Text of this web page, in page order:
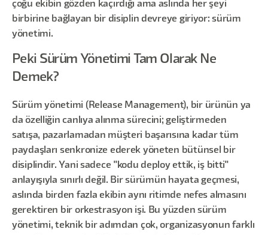
çoğu ekibin gözden kaçırdığı ama aslında her şeyi
birbirine bağlayan bir disiplin devreye giriyor: sürüm
yönetimi.
Peki Sürüm Yönetimi Tam Olarak Ne
Demek?
Sürüm yönetimi (Release Management), bir ürünün ya
da özelliğin canlıya alınma sürecini; geliştirmeden
satışa, pazarlamadan müşteri başarısına kadar tüm
paydaşları senkronize ederek yöneten bütünsel bir
disiplindir. Yani sadece "kodu deploy ettik, iş bitti"
anlayışıyla sınırlı değil. Bir sürümün hayata geçmesi,
aslında birden fazla ekibin aynı ritimde nefes almasını
gerektiren bir orkestrasyon işi. Bu yüzden sürüm
yönetimi, teknik bir adımdan çok, organizasyonun farklı